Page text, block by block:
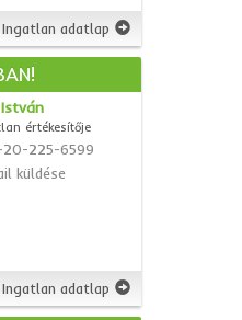
Ingatlan adatlap
értékesítője
20-225-6599
küldése
Ingatlan adatlap